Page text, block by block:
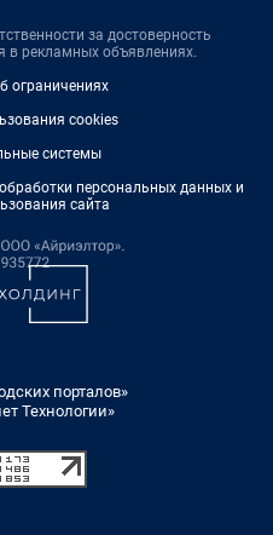
за достоверность
рекламных объявлениях.
ограничениях
cookies
системы
персональных данных и
сайта
порталов»
Технологии»